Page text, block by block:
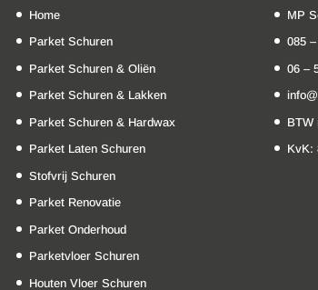
Home
Parket Schuren
Parket Schuren & Oliën
Parket Schuren & Lakken
Parket Schuren & Hardwax
Parket Laten Schuren
Stofvrij Schuren
Parket Renovatie
Parket Onderhoud
Parketvloer Schuren
Houten Vloer Schuren
MP
085
06 –
BTW
KvK: